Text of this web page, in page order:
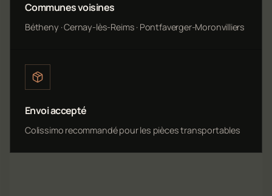
Communes voisines
Bétheny · Cernay-lès-Reims · Pontfaverger-Moronvilliers
Envoi accepté
Colissimo recommandé pour les pièces transportables